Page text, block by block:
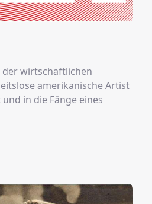
der wirtschaftlichen
amerikanische Artist
in die Fänge eines